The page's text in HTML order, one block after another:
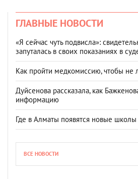
ГЛАВНЫЕ НОВОСТИ
«Я сейчас чуть подвисла»:
запуталась в своих показаниях в
Как пройти медкомиссию, чтобы не
Дуйсенова рассказала, как
информацию
Где в Алматы появятся новые
ВСЕ НОВОСТИ